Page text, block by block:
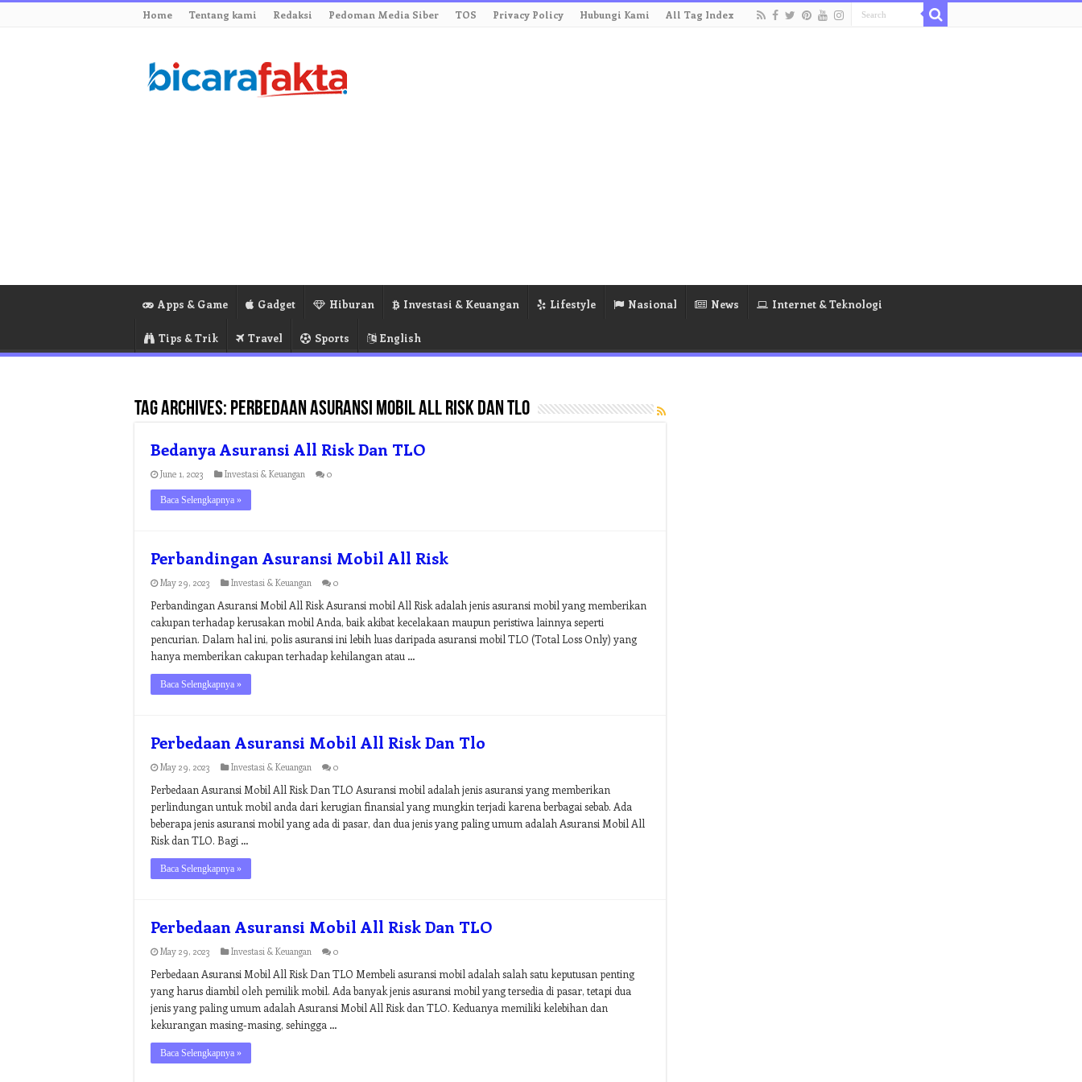
Home Tentang kami Redaksi Pedoman Media Siber TOS Privacy Policy Hubungi Kami All Tag Index
Apps & Game Gadget Hiburan Investasi & Keuangan Lifestyle Nasional News Internet & Teknologi
Tips & Trik Travel Sports English
Tag Archives: perbedaan asuransi mobil all risk dan tlo
Bedanya Asuransi All Risk Dan TLO
June 1, 2023 Investasi & Keuangan 0
Baca Selengkapnya »
Perbandingan Asuransi Mobil All Risk
May 29, 2023 Investasi & Keuangan 0
Perbandingan Asuransi Mobil All Risk Asuransi mobil All Risk adalah jenis asuransi mobil yang memberikan
cakupan terhadap kerusakan mobil Anda, baik akibat kecelakaan maupun peristiwa lainnya seperti
pencurian. Dalam hal ini, polis asuransi ini lebih luas daripada asuransi mobil TLO (Total Loss Only) yang
hanya memberikan cakupan terhadap kehilangan atau …
Baca Selengkapnya »
Perbedaan Asuransi Mobil All Risk Dan Tlo
May 29, 2023 Investasi & Keuangan 0
Perbedaan Asuransi Mobil All Risk Dan TLO Asuransi mobil adalah jenis asuransi yang memberikan
perlindungan untuk mobil anda dari kerugian finansial yang mungkin terjadi karena berbagai sebab. Ada
beberapa jenis asuransi mobil yang ada di pasar, dan dua jenis yang paling umum adalah Asuransi Mobil All
Risk dan TLO. Bagi …
Baca Selengkapnya »
Perbedaan Asuransi Mobil All Risk Dan TLO
May 29, 2023 Investasi & Keuangan 0
Perbedaan Asuransi Mobil All Risk Dan TLO Membeli asuransi mobil adalah salah satu keputusan penting
yang harus diambil oleh pemilik mobil. Ada banyak jenis asuransi mobil yang tersedia di pasar, tetapi dua
jenis yang paling umum adalah Asuransi Mobil All Risk dan TLO. Keduanya memiliki kelebihan dan
kekurangan masing-masing, sehingga …
Baca Selengkapnya »